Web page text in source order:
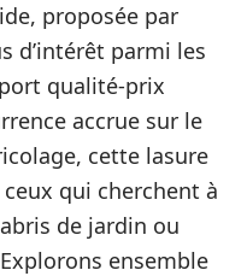
proposée par
d’intérêt parmi les
qualité-prix
accrue sur le
cette lasure
qui cherchent à
de jardin ou
ensemble